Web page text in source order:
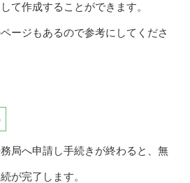
て作成することができます。
ージもあるので参考にしてくださ
局へ申請し手続きが終わると、無
が完了します。